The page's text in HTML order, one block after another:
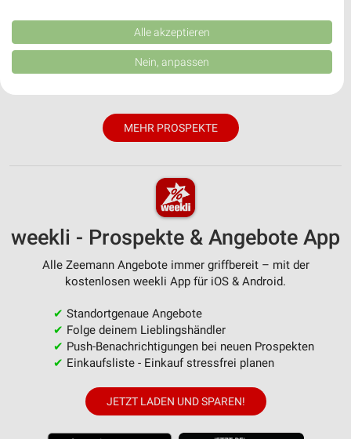
MEHR PROSPEKTE
weekli - Prospekte & Angebote App
Alle Zeemann Angebote immer griffbereit – mit der
kostenlosen weekli App für iOS & Android.
✔ Standortgenaue Angebote
✔ Folge deinem Lieblingshändler
✔ Push-Benachrichtigungen bei neuen Prospekten
✔ Einkaufsliste - Einkauf stressfrei planen
JETZT LADEN UND SPAREN!
Kombinationen von Daten aus verschiedenen Quellen. Entwicklung und
Verbesserung der Angebote. Verwendung reduzierter Daten zur Auswahl
von Inhalten.
Daten können außerhalb der Europäischen Union weitergegeben und in die
Website/App.
Partnerliste anzeigen (1 IAB-Anbieter)
Wir nutzen Ihre Daten für folgende Zwecke:
Speichern von oder Zugriff auf Informationen
Verwendung reduzierter Daten zur Auswahl von
Werbeanzeigen
Erstellung von Profilen für personalisierte
Werbung
Verwendung von Profilen zur Auswahl
personalisierter Werbung
Erstellung von Profilen zur Personalisierung
Verwendung von Profilen zur Auswahl
Alle akzeptieren
Nein, anpassen